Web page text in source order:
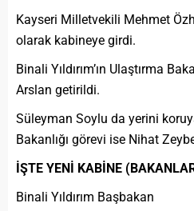
Kayseri Milletvekili Mehmet
olarak kabineye girdi.
Binali Yıldırım’ın Ulaştırma
Arslan getirildi.
Süleyman Soylu da yerini
Bakanlığı görevi ise Nihat
İŞTE YENİ KABİNE
Binali Yıldırım Başbakan